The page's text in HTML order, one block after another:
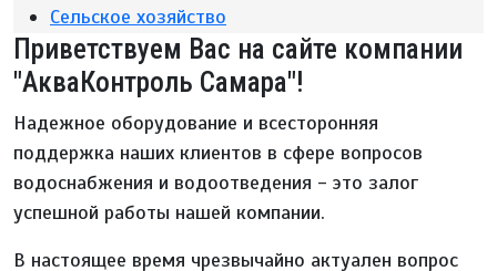
Сельское хозяйство
Приветствуем Вас на сайте компании
"АкваКонтроль Самара"!
Надежное оборудование и всесторонняя
поддержка наших клиентов в сфере вопросов
водоснабжения и водоотведения - это залог
успешной работы нашей компании.
В настоящее время чрезвычайно актуален вопрос